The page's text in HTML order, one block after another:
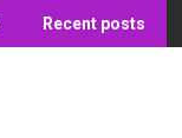
Recent posts